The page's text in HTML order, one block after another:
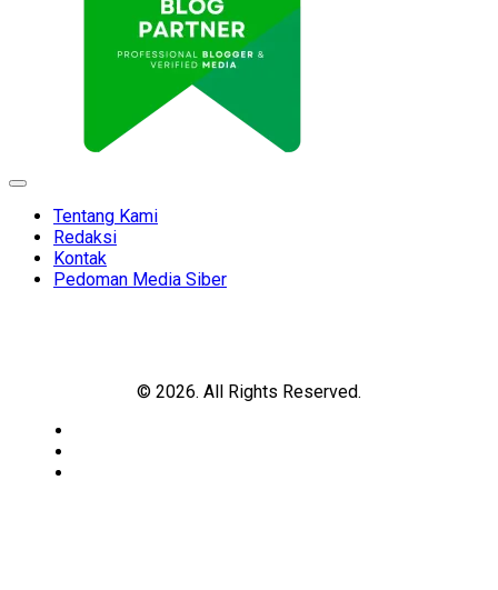
Expand
Tentang Kami
Redaksi
Kontak
Pedoman Media Siber
© 2026. All Rights Reserved.